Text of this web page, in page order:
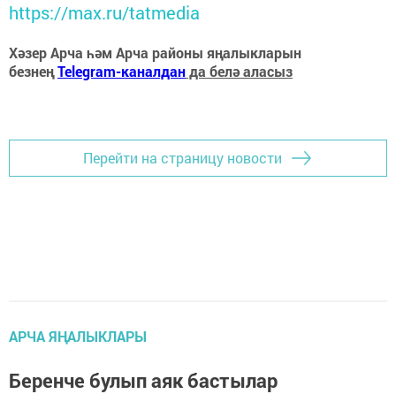
https://max.ru/tatmedia
Хәзер Арча һәм Арча районы яңалыкларын
безнеңTelegram-каналданда белә аласыз
Перейти на страницу новости
АРЧА ЯҢАЛЫКЛАРЫ
Беренче булып аяк бастылар